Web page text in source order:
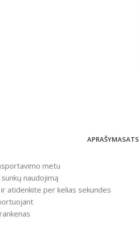
APRAŠYMAS
metu
naudojimą
atidenkite per kelias sekundes